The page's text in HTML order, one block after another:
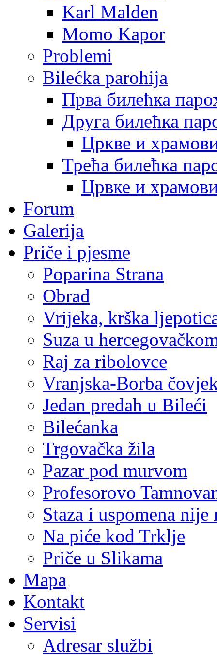
Karl Malden
Momo Kapor
Problemi
Bilećka parohija
Прва билећка
Друга билећка
Цркве и
Трећа билећка
Црвке и
Forum
Galerija
Priče i pjesme
Poparina Strana
Obrad
Vrijeka, krška
Suza u
Raj za ribolovce
Vranjska-Borba
Jedan predah u Bileći
Bilećanka
Trgovačka žila
Pazar pod murvom
Profesorovo
Staza i uspomena nije
Na piće kod Trklje
Priče u Slikama
Mapa
Kontakt
Servisi
Adresar službi